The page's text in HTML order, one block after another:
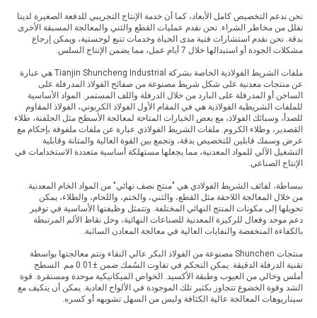
نحن ندعم التخصيص كامل الأبعاد، كما أن خدمة الإنتاج التجريبي للدفعة الصغيرة لدينا
تقلل من مخاطر الشراء. نحن نقدم عمليات القطع والثني والمعالجة المسبقة الأخرى
بدقة. نحن نقدم استشارات فنية مدى الحياة وخدمات تتبع لوجستية، ويمكن إرجاع
مشكلات الجودة أو استبدالها خلال 7 أيام عمل، مما يضمن الإنتاج السلس.
ملفات الشريط الفولاذية الخاصة بشركة Tianjin Shuncheng Industrial هي عبارة
عن منتجات معدنية على شكل شريط مصنوعة من صفائح الفولاذ المدرفلة على
الساخن أو المدرفلة على البارد من خلال الدرفلة واللف المستمر. المواد الأساسية
للملفات الشريطية الفولاذية هي في المقام الأول الفولاذ الكربوني، الفولاذ المقاوم
للصدأ، وسبائك الفولاذ، مع بعض الخيارات المتاحة لمعالجة الأسطح مثل الجلفنة، طلاء
القصدير، وطلاء الكروم. ملفات الشريط الفولاذي عبارة عن ملفات ملفوفة بإحكام مع
عرض وسمك قابلين للتخصيص بدقة، وتجمع بين القوة العالية والمتانة وقابلية
التشغيل الآلي للمواد المعدنية، مما يجعلها مستهلكة أساسية متعددة الاستخدامات في
الإنتاج الصناعي.
ببساطة، لفائف الشريط الفولاذي هي "منتج نصف نهائي" من المواد الخام المعدنية.
من خلال المعالجة اللاحقة مثل القطع، والثني، والختم، واللحام، والطلاء، يمكن
تحويلها إلى مكونات المنتج النهائي المختلفة. وتتمثل وظيفتها الأساسية في توفير
دعم موحد وفعال للركيزة المعدنية للصناعات النهائية، وحل نقاط الألم المرتبطة
بالكفاءة المنخفضة والنفايات العالية في معالجة المعادن السائبة.
منتجات Shunchen مصنوعة من الفولاذ البكر عالي النقاء وتتم معالجتها بواسطة
تقنية الدرفلة الدقيقة. يمكن التحكم في تفاوت السُمك ضمن ±0.01 مم. السطح
أملس وخالي من العيوب وطبقة الأكسيد. الخواص الميكانيكية موحدة ومستقرة. قوة
الشد وقوة الخضوع تتجاوز بكثير تلك الموجودة في الألواح العادية. يمكن أن يتكيف مع
سيناريوهات المعالجة عالية الكثافة وليس من السهل تشويهه أو كسره.